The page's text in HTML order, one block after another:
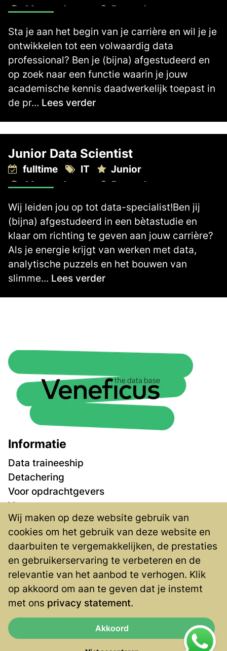
Master degree
Rotterdam
2.700 -
Sta je aan het begin van je carrière en wil je je
ontwikkelen tot een volwaardig data
professional? Ben je (bijna) afgestudeerd en
op zoek naar een functie waarin je jouw
academische kennis daadwerkelijk toepast in
de pr... Lees verder
Junior Data Scientist
fulltime IT
Junior
Master degree
Rotterdam
2.700 - 3.300
Wij leiden jou op tot data-specialist!Ben jij
(bijna) afgestudeerd in een bètastudie en
klaar om richting te geven aan jouw carrière?
Als je energie krijgt van werken met data,
analytische puzzels en het bouwen van
slimme... Lees verder
Informatie
Data traineeship
Detachering
Voor opdrachtgevers
Vacatures
Over ons
Contact
Privacy
Contact
Blaak 555
3011 GB Rotterdam
(010) 4047 333
info@veneficus.nl
Wij maken op deze website gebruik van
cookies om het gebruik van deze website en
daarbuiten te vergemakkelijken, de prestaties
en gebruikerservaring te verbeteren en de
relevantie van het aanbod te verhogen. Klik
op akkoord om aan te geven dat je instemt
met ons privacy statement.
Akkoord